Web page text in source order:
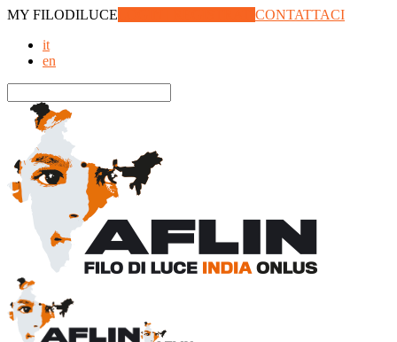
MY FILODILUCE
CONTATTACI
it
en